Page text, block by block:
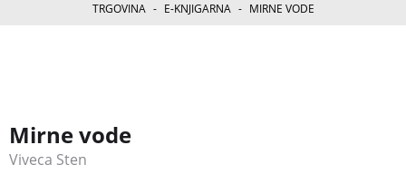
TRGOVINA - E-KNJIGARNA - MIRNE VODE
Mirne vode
Viveca Sten